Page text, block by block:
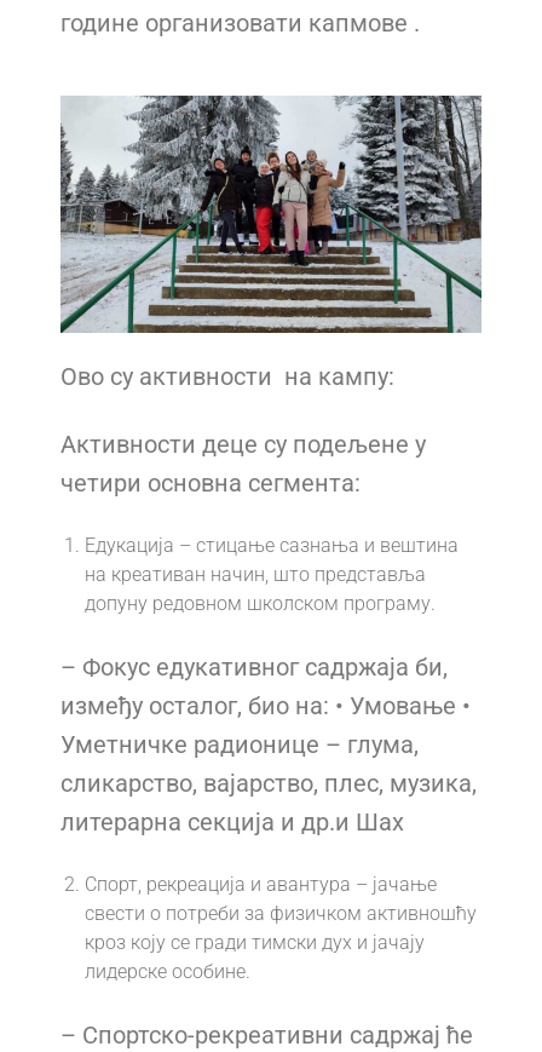
године организовати капмове .
Ово су активности на кампу:
Активности деце су подељене у
четири основна сегмента:
Едукација – стицање сазнања и вештина
на креативан начин, што представља
допуну редовном школском програму.
– Фокус едукативног садржаја би,
између осталог, био на: • Умовање •
Уметничке радионице – глума,
сликарство, вајарство, плес, музика,
литерарна секција и др.и Шах
Спорт, рекреација и авантура – јачање
свести о потреби за физичком активношћу
кроз коју се гради тимски дух и јачају
лидерске особине.
– Спортско-рекреативни садржај ће